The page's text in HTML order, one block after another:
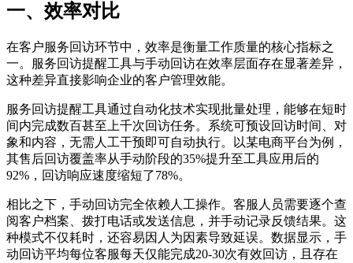
一、效率对比
在客户服务回访环节中，效率是衡量工作质量的核心指标之
一。服务回访提醒工具与手动回访在效率层面存在显著差异，
这种差异直接影响企业的客户管理效能。
服务回访提醒工具通过自动化技术实现批量处理，能够在短时
间内完成数百甚至上千次回访任务。系统可预设回访时间、对
象和内容，无需人工干预即可自动执行。以某电商平台为例，
其售后回访覆盖率从手动阶段的35%提升至工具应用后的
92%，回访响应速度缩短了78%。
相比之下，手动回访完全依赖人工操作。客服人员需要逐个查
阅客户档案、拨打电话或发送信息，并手动记录反馈结果。这
种模式不仅耗时，还容易因人为因素导致延误。数据显示，手
动回访平均每位客服每天仅能完成20-30次有效回访，且存在